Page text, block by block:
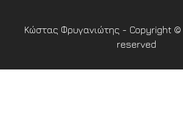
Κώστας Φρυγανιώτης - Copyright
reserved